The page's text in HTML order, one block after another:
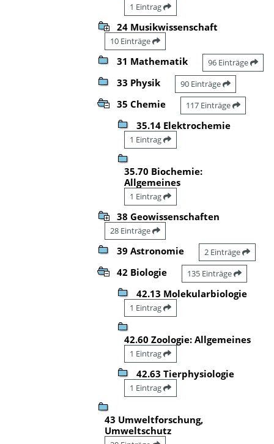
1 Eintrag
24 Musikwissenschaft
10 Einträge
31 Mathematik 96 Einträge
33 Physik 90 Einträge
35 Chemie 117 Einträge
35.14 Elektrochemie
1 Eintrag
35.70 Biochemie:
Allgemeines
1 Eintrag
38 Geowissenschaften
28 Einträge
39 Astronomie 2 Einträge
42 Biologie 135 Einträge
42.13 Molekularbiologie
1 Eintrag
42.60 Zoologie: Allgemeines
1 Eintrag
42.63 Tierphysiologie
1 Eintrag
43 Umweltforschung,
Umweltschutz